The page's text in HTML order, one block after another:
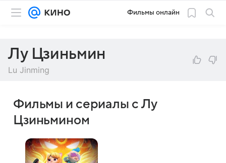
Фильмы онлайн
Лу Цзиньмин
Lu Jinming
Фильмы и сериалы с Лу
Цзиньмином